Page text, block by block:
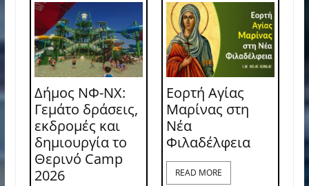
Δήμος ΝΦ-ΝΧ:
Γεμάτο δράσεις,
εκδρομές και
δημιουργία το
Θερινό Camp
2026
Εορτή Αγίας
Μαρίνας στη
Νέα
Φιλαδέλφεια
READ MORE